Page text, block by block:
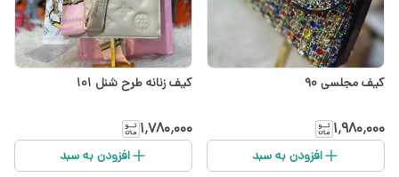
کیف مجلسی ۹۰
۱٬۹۸۰٬۰۰۰
افزودن به سبد
کیف زنانه طرح شنل ۱۰۱
۱٬۷۸۰٬۰۰۰
افزودن به سبد